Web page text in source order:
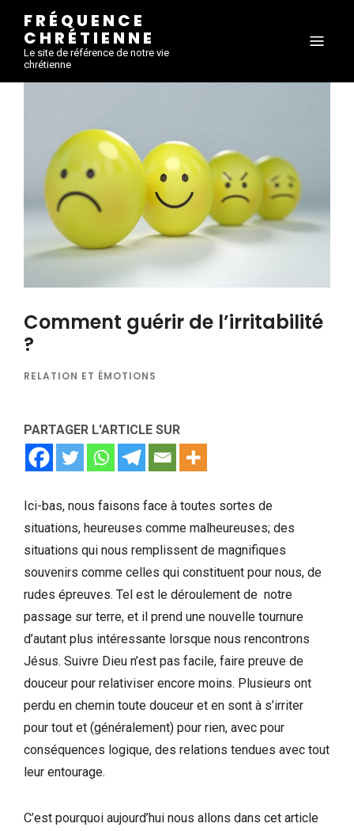
FRÉQUENCE
CHRÉTIENNE
Le site de référence de notre vie
chrétienne
Comment guérir de l’irritabilité
?
RELATION ET ÉMOTIONS
PARTAGER L'ARTICLE SUR
Ici-bas, nous faisons face à toutes sortes de
situations, heureuses comme malheureuses; des
situations qui nous remplissent de magnifiques
souvenirs comme celles qui constituent pour nous, de
rudes épreuves. Tel est le déroulement de notre
passage sur terre, et il prend une nouvelle tournure
d’autant plus intéressante lorsque nous rencontrons
Jésus. Suivre Dieu n’est pas facile, faire preuve de
douceur pour relativiser encore moins. Plusieurs ont
perdu en chemin toute douceur et en sont à s’irriter
pour tout et (généralement) pour rien, avec pour
conséquences logique, des relations tendues avec tout
leur entourage.
C’est pourquoi aujourd’hui nous allons dans cet article